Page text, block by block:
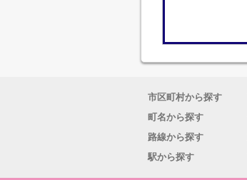
市区町村から探す
町名から探す
路線から探す
駅から探す